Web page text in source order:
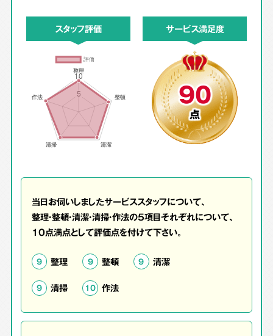
スタッフ評価 サービス満足度
90
点
当日お伺いしましたサービススタッフについて、
整理・整頓・清潔・清掃・作法の5項目それぞれについて、
10点満点として評価点を付けて下さい。
9 整理 9 整頓 9 清潔
9 清掃 10 作法